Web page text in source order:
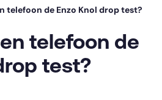
telefoon de Enzo Knol drop test?
telefoon de
test?